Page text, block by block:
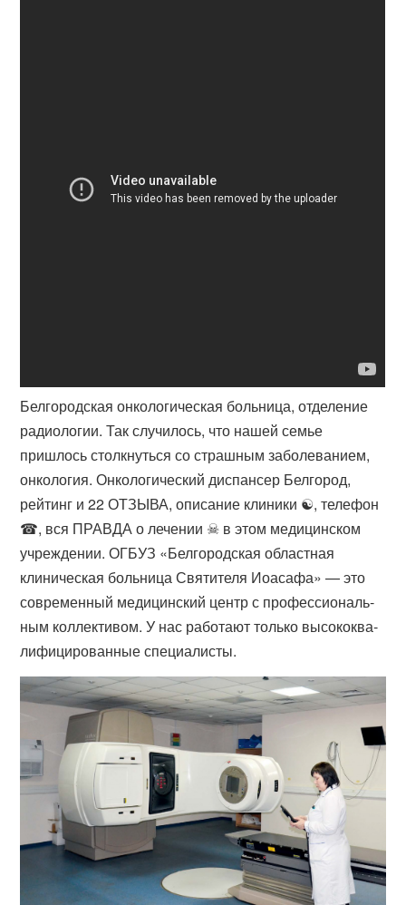
Белгородская онкологическая больница, отделение
радиологии. Так случилось, что нашей семье
пришлось столкнуться со страшным заболеванием,
онкология. Онкологический диспансер Белгород,
рейтинг и 22 ОТЗЫВА, описание клиники ☯, телефон
☎, вся ПРАВДА о лечении ☠ в этом медицинском
учреждении. ОГБУЗ «Белгородская областная
клиническая больница Святителя Иоасафа» — это
современный медицинский центр с про­фес­си­ональ­
ным коллективом. У нас работают только вы­сокок­ва­
лифи­циро­ванные специалисты.